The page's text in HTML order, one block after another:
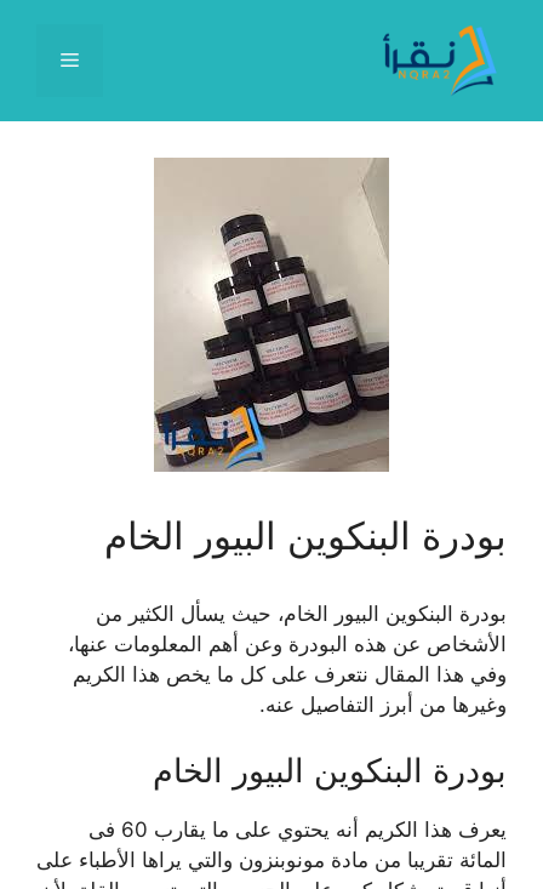
المحتوى
القائمة
بودرة البنكوين البيور الخام
بودرة البنكوين البيور الخام، حيث يسأل الكثير من
الأشخاص عن هذه البودرة وعن أهم المعلومات عنها،
وفي هذا المقال نتعرف على كل ما يخص هذا الكريم
وغيرها من أبرز التفاصيل عنه.
بودرة البنكوين البيور الخام
يعرف هذا الكريم أنه يحتوي على ما يقارب 60 فى
المائة تقريبا من مادة مونوبنزون والتي يراها الأطباء على